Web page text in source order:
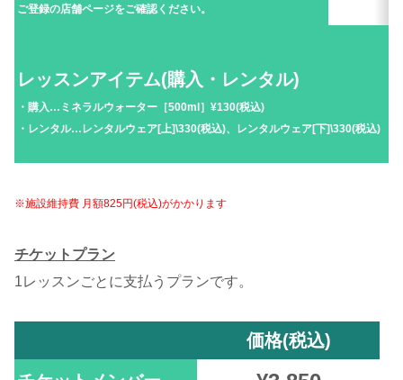
ご登録の店舗ページをご確認ください。
レッスンアイテム(購入・レンタル)
・購入…ミネラルウォーター［500ml］¥130(税込)
・レンタル…レンタルウェア[上]\330(税込)、レンタルウェア[下]\330(税込)
※施設維持費 月額825円(税込)がかかります
チケットプラン
1レッスンごとに支払うプランです。
価格(税込)